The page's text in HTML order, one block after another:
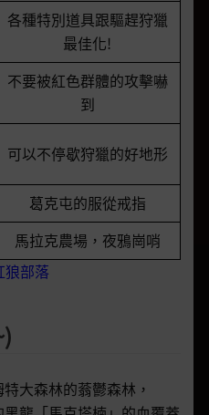
各種特別道具跟驅趕狩獵
最佳化!
不要被紅色群體的攻擊嚇
到
可以不停歇狩獵的好地形
葛克屯的服從戒指
馬拉克農場，夜鴉崗哨
狼部落
大森林的蓊鬱森林，